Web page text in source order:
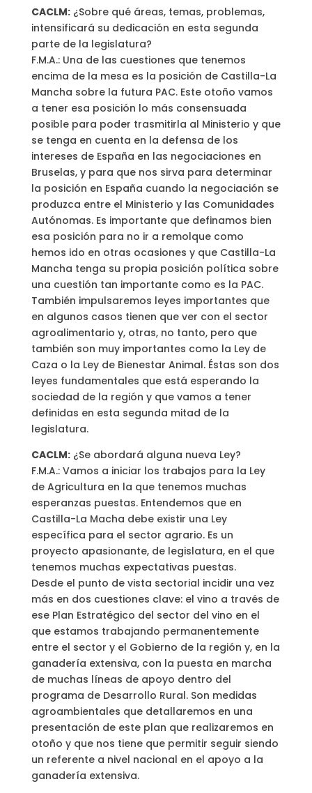
CACLM:¿Sobre qué áreas, temas, problemas,
intensificará su dedicación en esta segunda
parte de la legislatura?
F.M.A.: Una de las cuestiones que tenemos
encima de la mesa es la posición de Castilla-La
Mancha sobre la futura PAC. Este otoño vamos
a tener esa posición lo más consensuada
posible para poder trasmitirla al Ministerio y que
se tenga en cuenta en la defensa de los
intereses de España en las negociaciones en
Bruselas, y para que nos sirva para determinar
la posición en España cuando la negociación se
produzca entre el Ministerio y las Comunidades
Autónomas. Es importante que definamos bien
esa posición para no ir a remolque como
hemos ido en otras ocasiones y que Castilla-La
Mancha tenga su propia posición política sobre
una cuestión tan importante como es la PAC.
También impulsaremos leyes importantes que
en algunos casos tienen que ver con el sector
agroalimentario y, otras, no tanto, pero que
también son muy importantes como la Ley de
Caza o la Ley de Bienestar Animal. Éstas son dos
leyes fundamentales que está esperando la
sociedad de la región y que vamos a tener
definidas en esta segunda mitad de la
legislatura.
CACLM:¿Se abordará alguna nueva Ley?
F.M.A.: Vamos a iniciar los trabajos para la Ley
de Agricultura en la que tenemos muchas
esperanzas puestas. Entendemos que en
Castilla-La Macha debe existir una Ley
específica para el sector agrario. Es un
proyecto apasionante, de legislatura, en el que
tenemos muchas expectativas puestas.
Desde el punto de vista sectorial incidir una vez
más en dos cuestiones clave: el vino a través de
ese Plan Estratégico del sector del vino en el
que estamos trabajando permanentemente
entre el sector y el Gobierno de la región y, en la
ganadería extensiva, con la puesta en marcha
de muchas líneas de apoyo dentro del
programa de Desarrollo Rural. Son medidas
agroambientales que detallaremos en una
presentación de este plan que realizaremos en
otoño y que nos tiene que permitir seguir siendo
un referente a nivel nacional en el apoyo a la
ganadería extensiva.